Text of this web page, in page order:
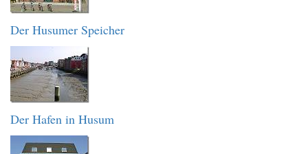
Der Husumer Speicher
Der Hafen in Husum